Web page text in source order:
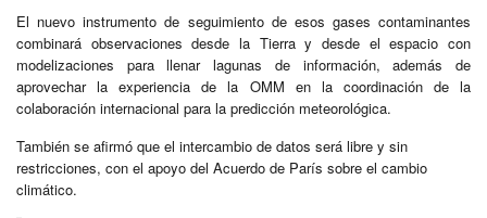
El nuevo instrumento de seguimiento de esos gases contaminantes
combinará observaciones desde la Tierra y desde el espacio con
modelizaciones para llenar lagunas de información, además de
aprovechar la experiencia de la OMM en la coordinación de la
colaboración internacional para la predicción meteorológica.
También se afirmó que el intercambio de datos será libre y sin
restricciones, con el apoyo del Acuerdo de París sobre el cambio
climático.